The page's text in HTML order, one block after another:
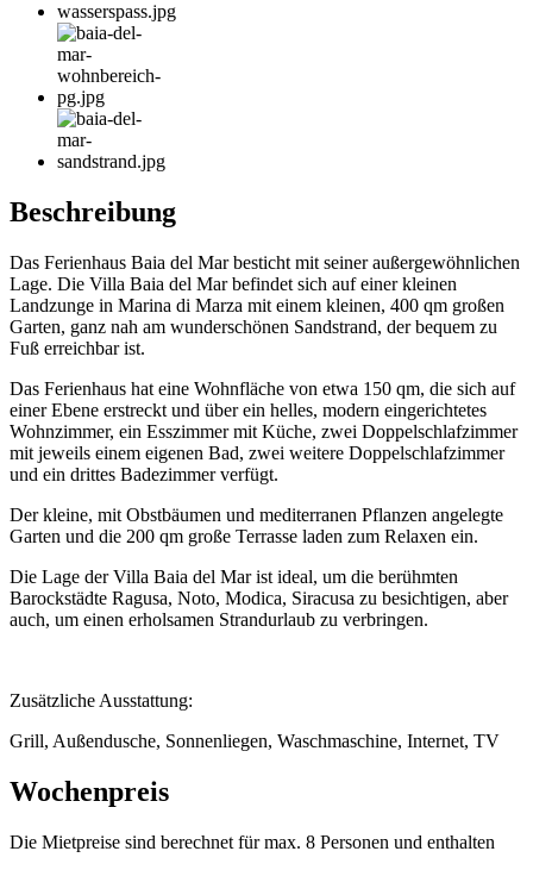
Beschreibung
Das Ferienhaus Baia del Mar besticht mit seiner außergewöhnlichen
Lage. Die Villa Baia del Mar befindet sich auf einer kleinen
Landzunge in Marina di Marza mit einem kleinen, 400 qm großen
Garten, ganz nah am wunderschönen Sandstrand, der bequem zu
Fuß erreichbar ist.
Das Ferienhaus hat eine Wohnfläche von etwa 150 qm, die sich auf
einer Ebene erstreckt und über ein helles, modern eingerichtetes
Wohnzimmer, ein Esszimmer mit Küche, zwei Doppelschlafzimmer
mit jeweils einem eigenen Bad, zwei weitere Doppelschlafzimmer
und ein drittes Badezimmer verfügt.
Der kleine, mit Obstbäumen und mediterranen Pflanzen angelegte
Garten und die 200 qm große Terrasse laden zum Relaxen ein.
Die Lage der Villa Baia del Mar ist ideal, um die berühmten
Barockstädte Ragusa, Noto, Modica, Siracusa zu besichtigen, aber
auch, um einen erholsamen Strandurlaub zu verbringen.
Zusätzliche Ausstattung:
Grill, Außendusche, Sonnenliegen, Waschmaschine, Internet, TV
Wochenpreis
Die Mietpreise sind berechnet für max. 8 Personen und enthalten